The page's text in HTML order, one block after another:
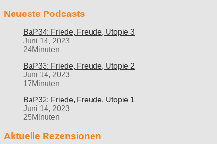
Neueste Podcasts
BaP34: Friede, Freude, Utopie 3
Juni 14, 2023
24Minuten
BaP33: Friede, Freude, Utopie 2
Juni 14, 2023
17Minuten
BaP32: Friede, Freude, Utopie 1
Juni 14, 2023
25Minuten
Aktuelle Rezensionen